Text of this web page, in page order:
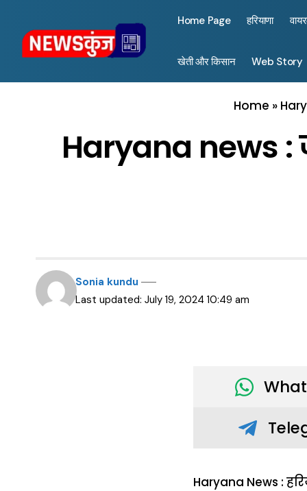
Home Page हरियाणा
खेती और किसान Web Story
Home »
Haryana news :
Last updated: July 19, 2024 10:49 am
Sonia kundu
Haryana News :